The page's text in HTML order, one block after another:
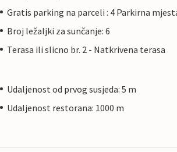
Gratis parking na parceli : 4 Parkirna
Broj ležaljki za sunčanje: 6
Terasa ili slicno br. 2 - Natkrivena terasa
Udaljenost od prvog susjeda: 5 m
Udaljenost restorana: 1000 m